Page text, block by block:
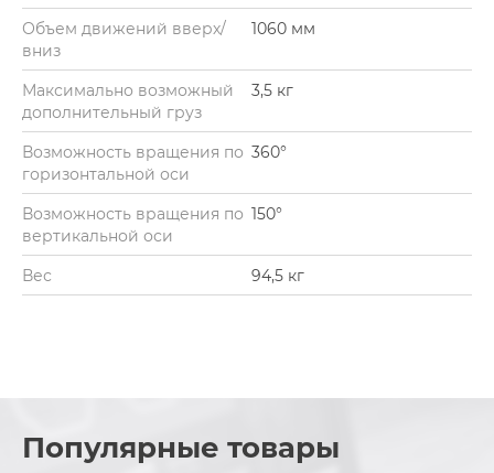
Объем движений вверх/
вниз
1060 мм
Максимально возможный
дополнительный груз
3,5 кг
Возможность вращения по
горизонтальной оси
360°
Возможность вращения по
вертикальной оси
150°
Вес 94,5 кг
Популярные товары